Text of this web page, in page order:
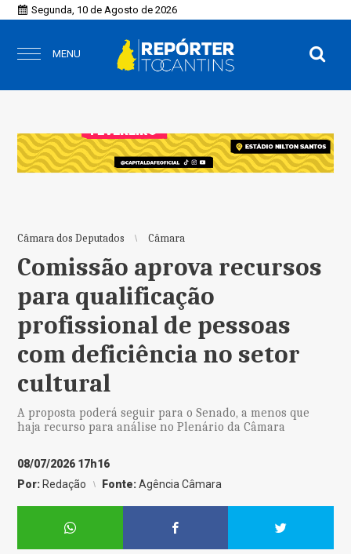
Segunda, 10 de Agosto de 2026
MENU
Câmara dos Deputados Câmara
Comissão aprova recursos
para qualificação
profissional de pessoas
com deficiência no setor
cultural
A proposta poderá seguir para o Senado, a menos que
haja recurso para análise no Plenário da Câmara
08/07/2026 17h16
Por: Redação Fonte:Agência Câmara